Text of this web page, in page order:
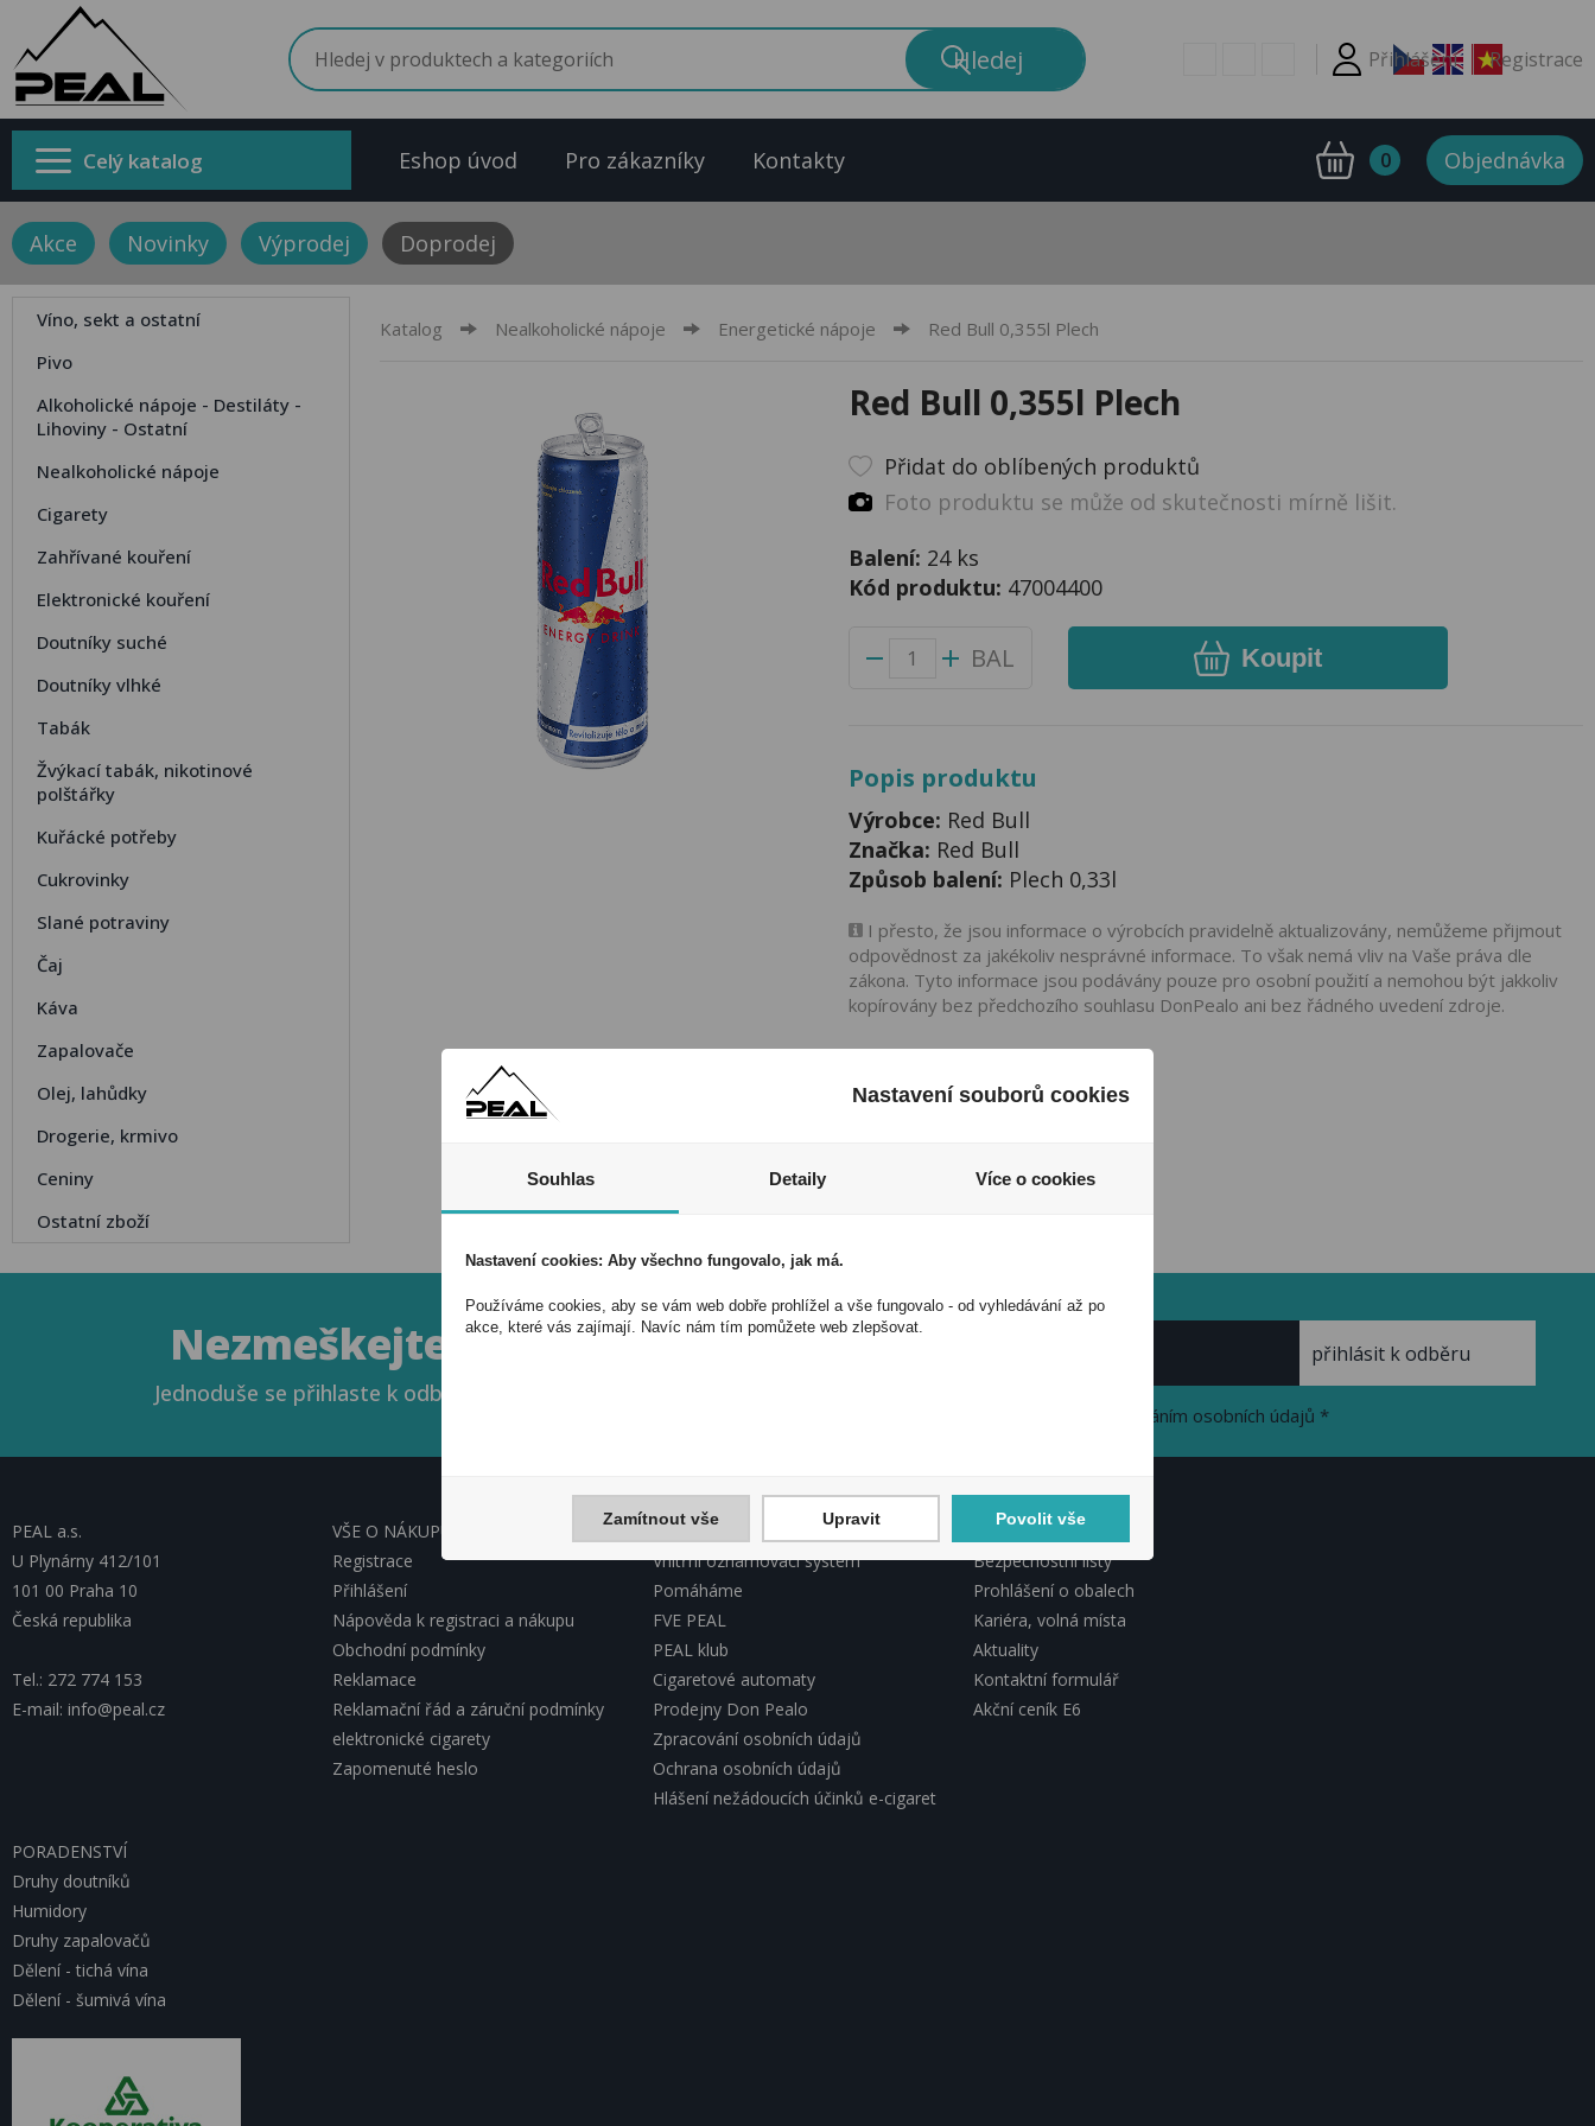
Přihlášení Registrace
Celý katalog Eshop úvod Pro zákazníky Kontakty 0 Objednávka
Akce Novinky Výprodej Doprodej
Víno, sekt a ostatní
Pivo
Alkoholické nápoje - Destiláty -
Lihoviny - Ostatní
Nealkoholické nápoje
Cigarety
Zahřívané kouření
Elektronické kouření
Doutníky suché
Doutníky vlhké
Tabák
Žvýkací tabák, nikotinové
polštářky
Kuřácké potřeby
Cukrovinky
Slané potraviny
Čaj
Káva
Zapalovače
Olej, lahůdky
Drogerie, krmivo
Ceniny
Ostatní zboží
Katalog Nealkoholické nápoje Energetické nápoje Red Bull 0,355l Plech
Red Bull 0,355l Plech
Přidat do oblíbených produktů
Foto produktu se může od skutečnosti mírně lišit.
Balení: 24 ks
Kód produktu: 47004400
BAL Koupit
Popis produktu
Výrobce: Red Bull
Značka: Red Bull
Způsob balení: Plech 0,33l
I přesto, že jsou informace o výrobcích pravidelně aktualizovány, nemůžeme přijmout
odpovědnost za jakékoliv nesprávné informace. To však nemá vliv na Vaše práva dle
zákona. Tyto informace jsou podávány pouze pro osobní použití a nemohou být jakkoliv
kopírovány bez předchozího souhlasu DonPealo ani bez řádného uvedení zdroje.
Nezmeškejte naše akce a slevy!
Jednoduše se přihlaste k odběru novinek a využijte exkluzivních výhod!
Souhlasím se zpracováním osobních údajů *
PEAL a.s.
U Plynárny 412/101
101 00 Praha 10
Česká republika
Tel.: 272 774 153
E-mail: info@peal.cz
VŠE O NÁKUPU, ESHOP
Registrace
Přihlášení
Nápověda k registraci a nákupu
Obchodní podmínky
Reklamace
Reklamační řád a záruční podmínky
elektronické cigarety
Zapomenuté heslo
INFORMACE PEAL
Vnitřní oznamovací systém
Pomáháme
FVE PEAL
PEAL klub
Cigaretové automaty
Prodejny Don Pealo
Zpracování osobních údajů
Ochrana osobních údajů
Hlášení nežádoucích účinků e-cigaret
PEAL, DOKUMENTY
Bezpečnostní listy
Prohlášení o obalech
Kariéra, volná místa
Aktuality
Kontaktní formulář
Akční ceník E6
PORADENSTVÍ
Druhy doutníků
Humidory
Druhy zapalovačů
Dělení - tichá vína
Dělení - šumivá vína
Nastavení souborů cookies
Souhlas Detaily Více o cookies
Nastavení cookies: Aby všechno fungovalo, jak má.
Používáme cookies, aby se vám web dobře prohlížel a vše fungovalo - od vyhledávání až po
akce, které vás zajímají. Navíc nám tím pomůžete web zlepšovat.
Zamítnout vše Upravit Povolit vše